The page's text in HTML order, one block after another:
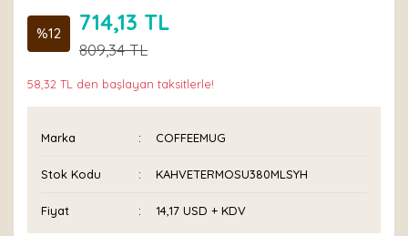
%12 714,13 TL
809,34 TL
58,32 TL den başlayan taksitlerle!
Marka COFFEEMUG
Stok Kodu KAHVETERMOSU380MLSYH
Fiyat 14,17 USD + KDV